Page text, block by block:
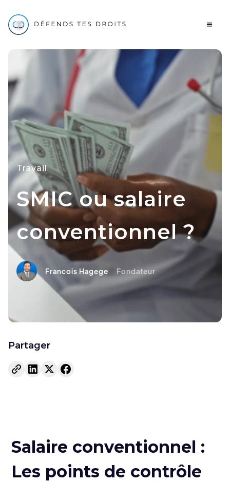
Travail
SMIC ou salaire
conventionnel ?
Francois Hagege Fondateur
Partager
Salaire conventionnel :
Les points de contrôle